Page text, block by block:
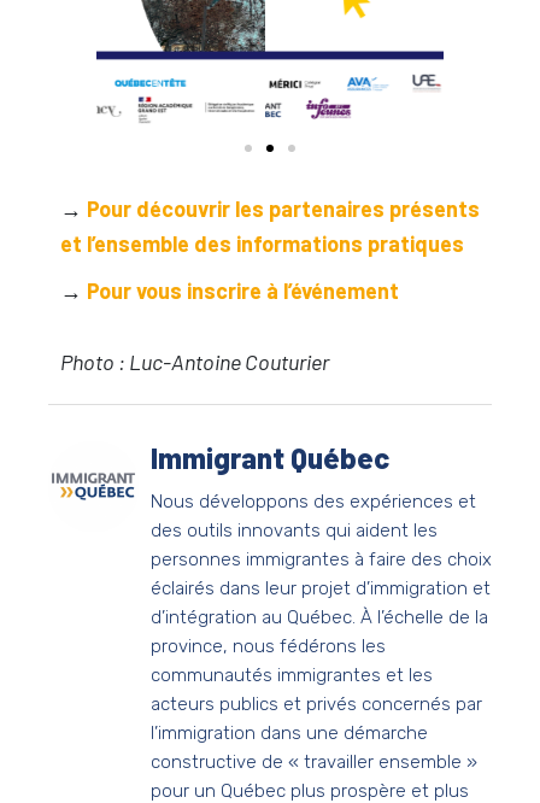
→ Pour découvrir les partenaires présents
et l’ensemble des informations pratiques
→ Pour vous inscrire à l’événement
Photo : Luc-Antoine Couturier
Immigrant Québec
Nous développons des expériences et
des outils innovants qui aident les
personnes immigrantes à faire des choix
éclairés dans leur projet d’immigration et
d’intégration au Québec. À l’échelle de la
province, nous fédérons les
communautés immigrantes et les
acteurs publics et privés concernés par
l’immigration dans une démarche
constructive de « travailler ensemble »
pour un Québec plus prospère et plus